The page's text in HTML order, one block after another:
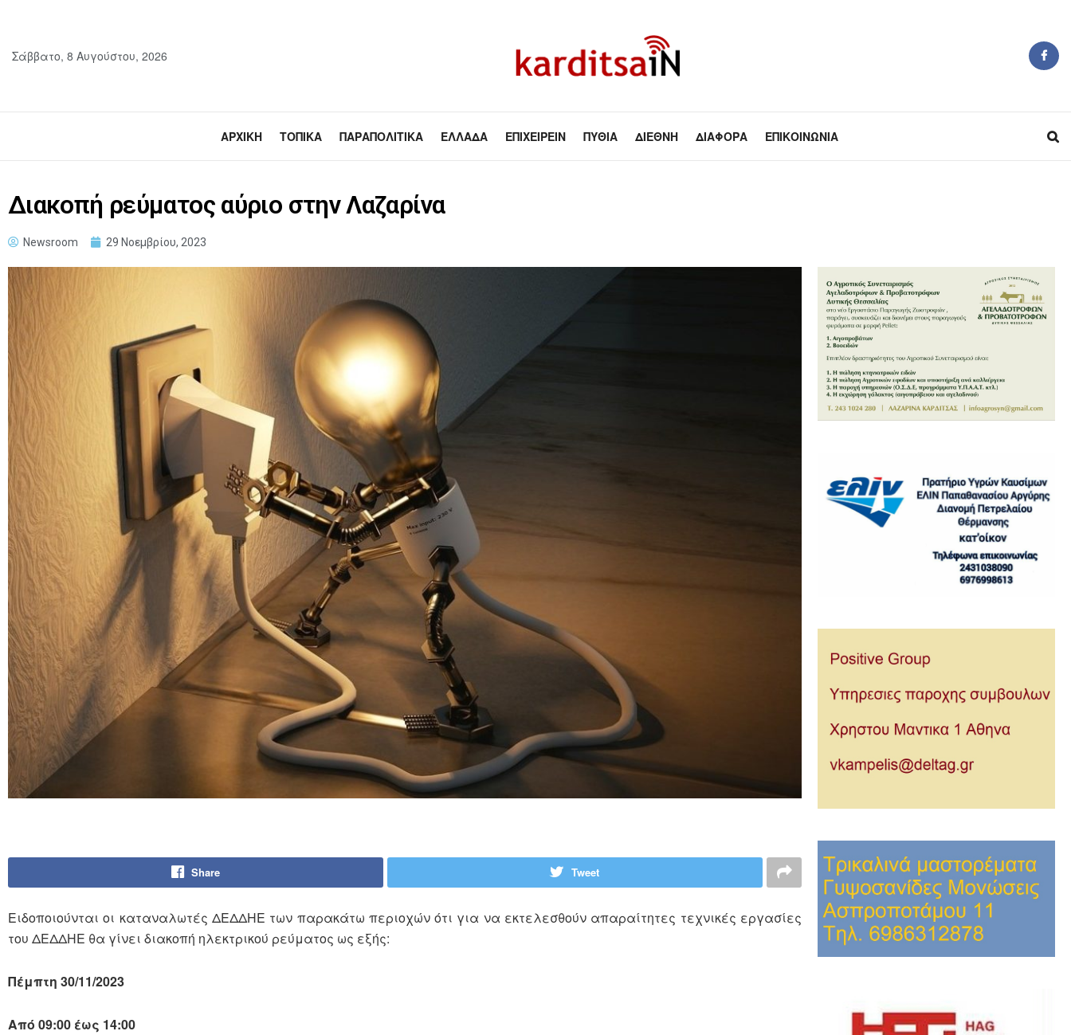
Σάββατο, 8 Αυγούστου, 2026
ΑΡΧΙΚΉ ΤΟΠΙΚΆ ΠΑΡΑΠΟΛΙΤΙΚΆ ΕΛΛΆΔΑ ΕΠΙΧΕΙΡΕΊΝ ΠΥΘΊΑ ΔΙΕΘΝΉ ΔΙΆΦΟΡΑ ΕΠΙΚΟΙΝΩΝΊΑ
Διακοπή ρεύματος αύριο στην Λαζαρίνα
Newsroom 29 Νοεμβρίου, 2023
Share Tweet
Ειδοποιούνται οι καταναλωτές ΔΕΔΔΗΕ των παρακάτω περιοχών ότι για να εκτελεσθούν απαραίτητες τεχνικές εργασίες
του ΔΕΔΔΗΕ θα γίνει διακοπή ηλεκτρικού ρεύματος ως εξής:
Πέμπτη 30/11/2023
Από 09:00 έως 14:00